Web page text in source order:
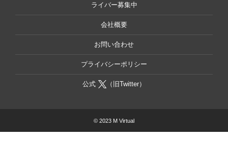
ライバー募集中
会社概要
お問い合わせ
プライバシーポリシー
公式 （旧Twitter）
© 2023 M Virtual